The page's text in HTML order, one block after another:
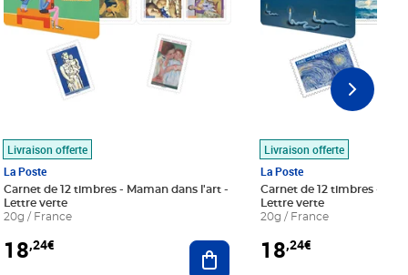
au panier
Livraison offerte
La Poste
Carnet de 12 timbres - Maman dans l'art -
Lettre verte
20g / France
18,24€ Ajouter au panier
Livraison offerte
La Poste
Carnet de 12 timbres - Le
Lettre verte
20g / France
18,24€